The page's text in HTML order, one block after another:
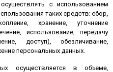
с использованием
таких средств: сбор,
хранение, уточнение
использование, передачу
доступ), обезличивание,
персональных данных.
осуществляется в объеме,